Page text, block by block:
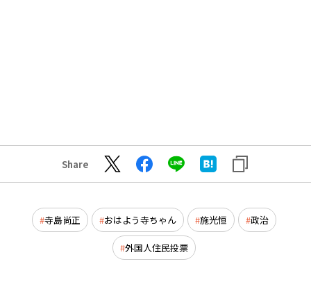
Share
寺島尚正 おはよう寺ちゃん 施光恒 政治
外国人住民投票